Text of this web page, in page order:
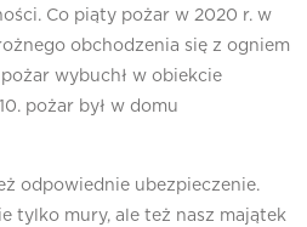
Co piąty pożar w 2020 r. w
obchodzenia się z ogniem
wybuchł w obiekcie
pożar był w domu
odpowiednie ubezpieczenie.
tylko mury, ale też nasz majątek